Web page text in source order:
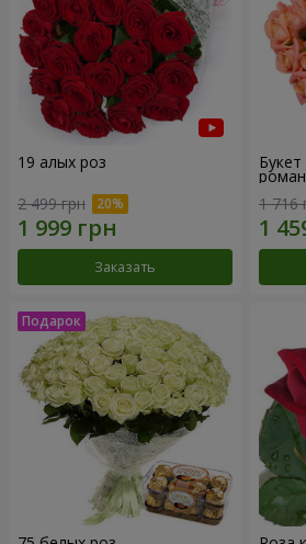
19 алых роз
2 499 грн
Заказать
1 716